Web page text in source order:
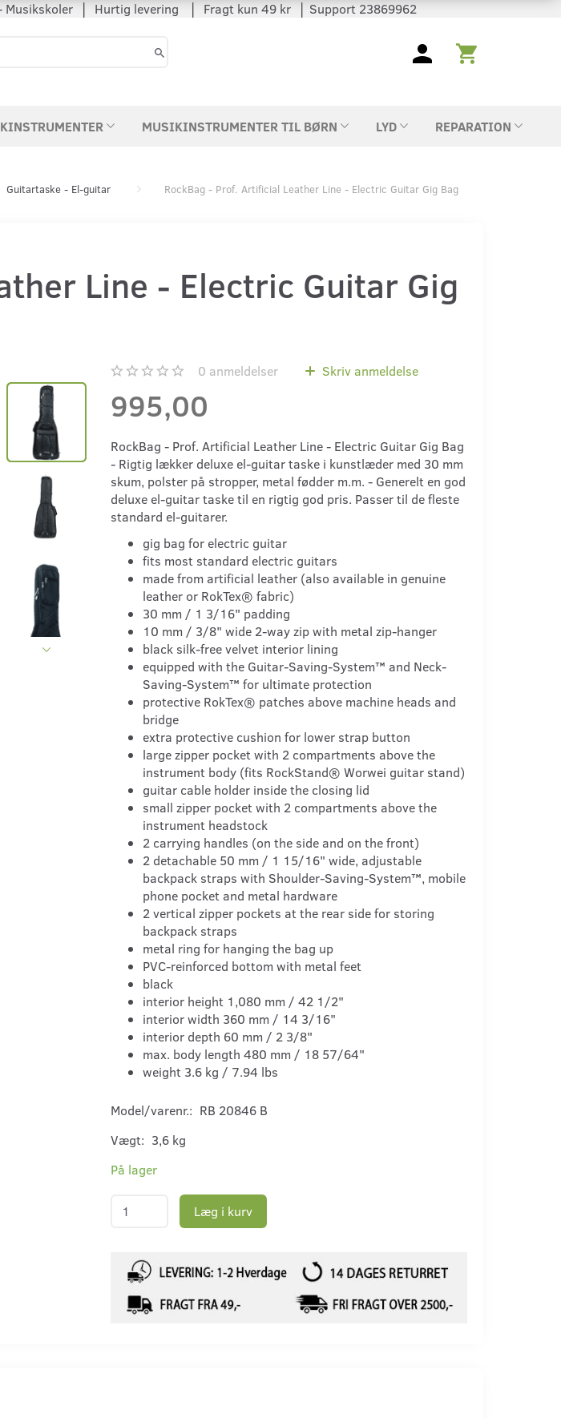
│ Hurtig levering │ Fragt kun 49 kr │ Support 23869962
MUSIKINSTRUMENTER TIL BØRN LYD REPARATION
Guitartaske - El-guitar RockBag - Prof. Artificial Leather Line - Electric Guitar Gig Bag
Line - Electric Guitar Gig
0 anmeldelser Skriv anmeldelse
995,00
RockBag - Prof. Artificial Leather Line - Electric Guitar Gig Bag
- Rigtig lækker deluxe el-guitar taske i kunstlæder med 30 mm
skum, polster på stropper, metal fødder m.m. - Generelt en god
deluxe el-guitar taske til en rigtig god pris. Passer til de fleste
standard el-guitarer.
gig bag for electric guitar
fits most standard electric guitars
made from artificial leather (also available in genuine
leather or RokTex® fabric)
30 mm / 1 3/16" padding
10 mm / 3/8" wide 2-way zip with metal zip-hanger
black silk-free velvet interior lining
equipped with the Guitar-Saving-System™ and Neck-
Saving-System™ for ultimate protection
protective RokTex® patches above machine heads and
bridge
extra protective cushion for lower strap button
large zipper pocket with 2 compartments above the
instrument body (fits RockStand® Worwei guitar stand)
guitar cable holder inside the closing lid
small zipper pocket with 2 compartments above the
instrument headstock
2 carrying handles (on the side and on the front)
2 detachable 50 mm / 1 15/16" wide, adjustable
backpack straps with Shoulder-Saving-System™, mobile
phone pocket and metal hardware
2 vertical zipper pockets at the rear side for storing
backpack straps
metal ring for hanging the bag up
PVC-reinforced bottom with metal feet
black
interior height 1,080 mm / 42 1/2"
interior width 360 mm / 14 3/16"
interior depth 60 mm / 2 3/8"
max. body length 480 mm / 18 57/64"
weight 3.6 kg / 7.94 lbs
Model/varenr.: RB 20846 B
Vægt: 3,6 kg
På lager
Læg i kurv